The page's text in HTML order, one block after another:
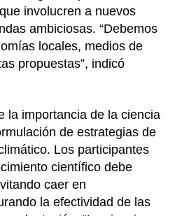
involucren a nuevos
ambiciosas. “Debemos
locales, medios de
propuestas”, indicó
la importancia de la ciencia
de estrategias de
Los participantes
científico debe
caer en
la efectividad de las